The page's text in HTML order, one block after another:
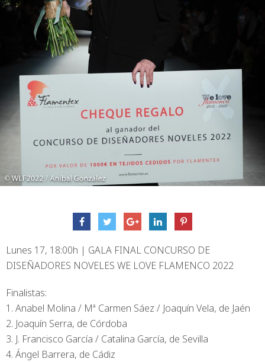
Lunes 17, 18:00h | GALA FINAL CONCURSO DE
DISEÑADORES NOVELES WE LOVE FLAMENCO 2022
Finalistas:
1. Anabel Molina / Mª Carmen Sáez / Joaquín Vela, de Jaén
2. Joaquín Serra, de Córdoba
3. J. Francisco García / Catalina García, de Sevilla
4. Ángel Barrera, de Cádiz